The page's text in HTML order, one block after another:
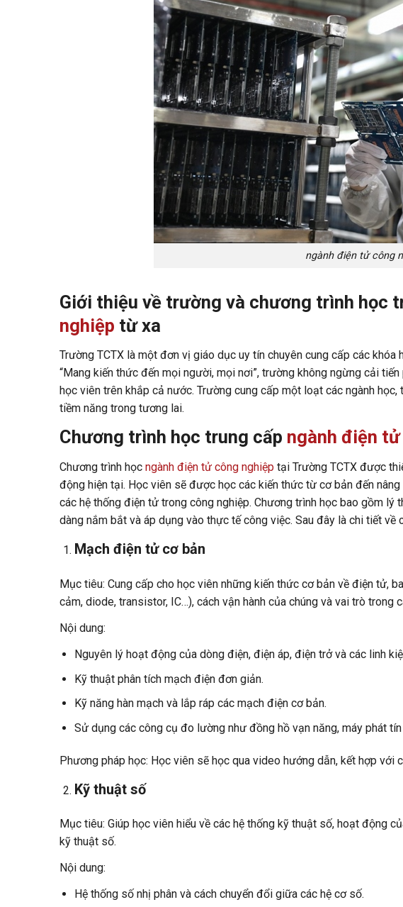
ngành điện tử công
Giới thiệu về trường và chương trình học
nghiệp từ xa
Trường TCTX là một đơn vị giáo dục uy tín chuyên cung cấp các
“Mang kiến thức đến mọi người, mọi nơi”, trường không ngừng cải
học viên trên khắp cả nước. Trường cung cấp một loạt các ngành học,
tiềm năng trong tương lai.
Chương trình học trung cấp ngành điện
Chương trình học ngành điện tử công nghiệp tại Trường TCTX được
động hiện tại. Học viên sẽ được học các kiến thức từ cơ bản đến
các hệ thống điện tử trong công nghiệp. Chương trình học bao gồm lý
dàng nắm bắt và áp dụng vào thực tế công việc. Sau đây là chi tiết về
Mạch điện tử cơ bản
Mục tiêu: Cung cấp cho học viên những kiến thức cơ bản về điện tử,
cảm, diode, transistor, IC…), cách vận hành của chúng và vai trò trong
Nội dung:
Nguyên lý hoạt động của dòng điện, điện áp, điện trở và các linh
Kỹ thuật phân tích mạch điện đơn giản.
Kỹ năng hàn mạch và lắp ráp các mạch điện cơ bản.
Sử dụng các công cụ đo lường như đồng hồ vạn năng, máy phát tín
Phương pháp học: Học viên sẽ học qua video hướng dẫn, kết hợp với
Kỹ thuật số
Mục tiêu: Giúp học viên hiểu về các hệ thống kỹ thuật số, hoạt động
kỹ thuật số.
Nội dung:
Hệ thống số nhị phân và cách chuyển đổi giữa các hệ cơ số.